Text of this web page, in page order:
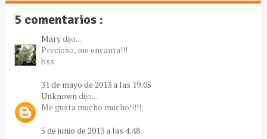
5 comentarios :
Marydijo...
Precioso, me encanta!!!
bss
31 de mayo de 2013 a las 19:05
Unknowndijo...
Me gusta mucho mucho!!!!!
5 de junio de 2013 a las 4:48